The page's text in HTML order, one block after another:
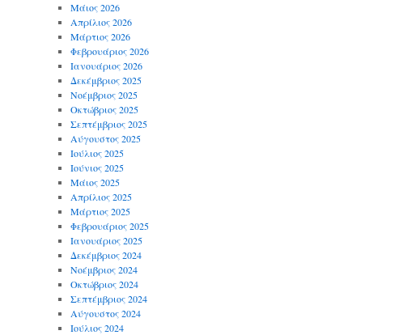
Μάιος 2026
Απρίλιος 2026
Μάρτιος 2026
Φεβρουάριος 2026
Ιανουάριος 2026
Δεκέμβριος 2025
Νοέμβριος 2025
Οκτώβριος 2025
Σεπτέμβριος 2025
Αύγουστος 2025
Ιούλιος 2025
Ιούνιος 2025
Μάιος 2025
Απρίλιος 2025
Μάρτιος 2025
Φεβρουάριος 2025
Ιανουάριος 2025
Δεκέμβριος 2024
Νοέμβριος 2024
Οκτώβριος 2024
Σεπτέμβριος 2024
Αύγουστος 2024
Ιούλιος 2024